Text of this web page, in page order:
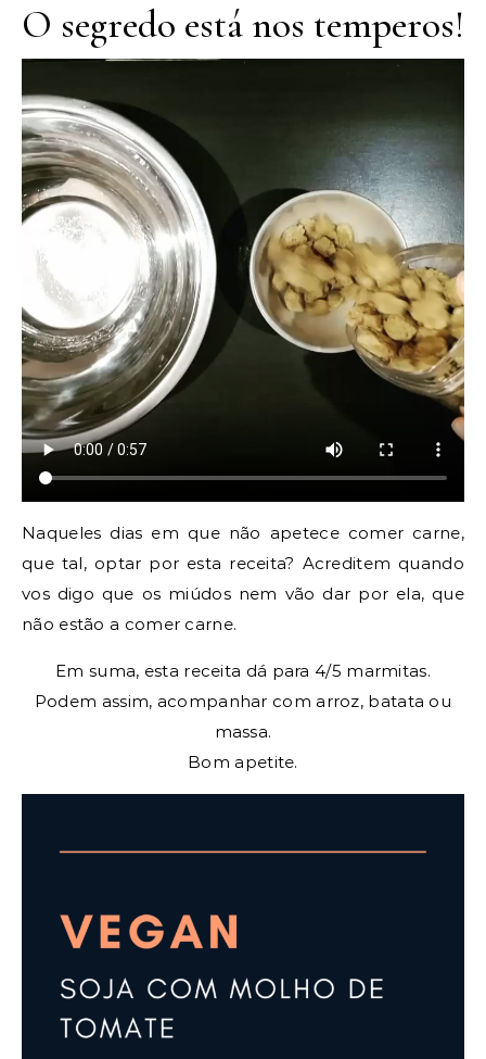
O segredo está nos temperos!
Naqueles dias em que não apetece comer carne,
que tal, optar por esta receita? Acreditem quando
vos digo que os miúdos nem vão dar por ela, que
não estão a comer carne.
Em suma, esta receita dá para 4/5 marmitas.
Podem assim, acompanhar com arroz, batata ou
massa.
Bom apetite.